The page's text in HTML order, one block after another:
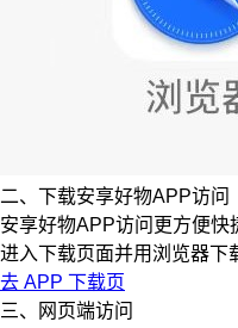
二、下载安享好物APP访问
安享好物APP访问更方便快
进入下载页面并用浏览器下
去 APP 下载页
三、网页端访问